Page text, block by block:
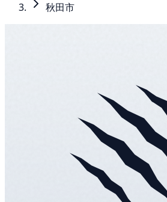
秋田市